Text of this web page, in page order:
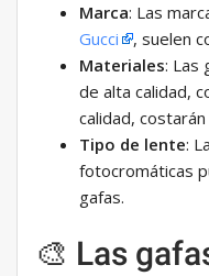
Marca: Las
Gucci
, suelen
Materiales: Las
de alta calidad,
calidad, costarán
Tipo de lente:
fotocromáticas
gafas.
🎨 Las